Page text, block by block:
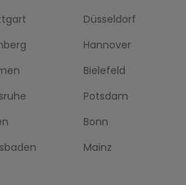
Düsseldorf
Hannover
Bielefeld
Potsdam
Bonn
Mainz